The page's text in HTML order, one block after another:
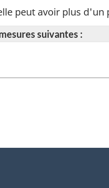
peut avoir plus d'un
suivantes :